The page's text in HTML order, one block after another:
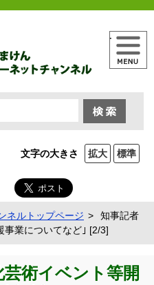
文字の大きさ 拡大 標準
メニュー
ネルトップページ
知事記者
事業についてなど｣ [2/3]
術イベント等開